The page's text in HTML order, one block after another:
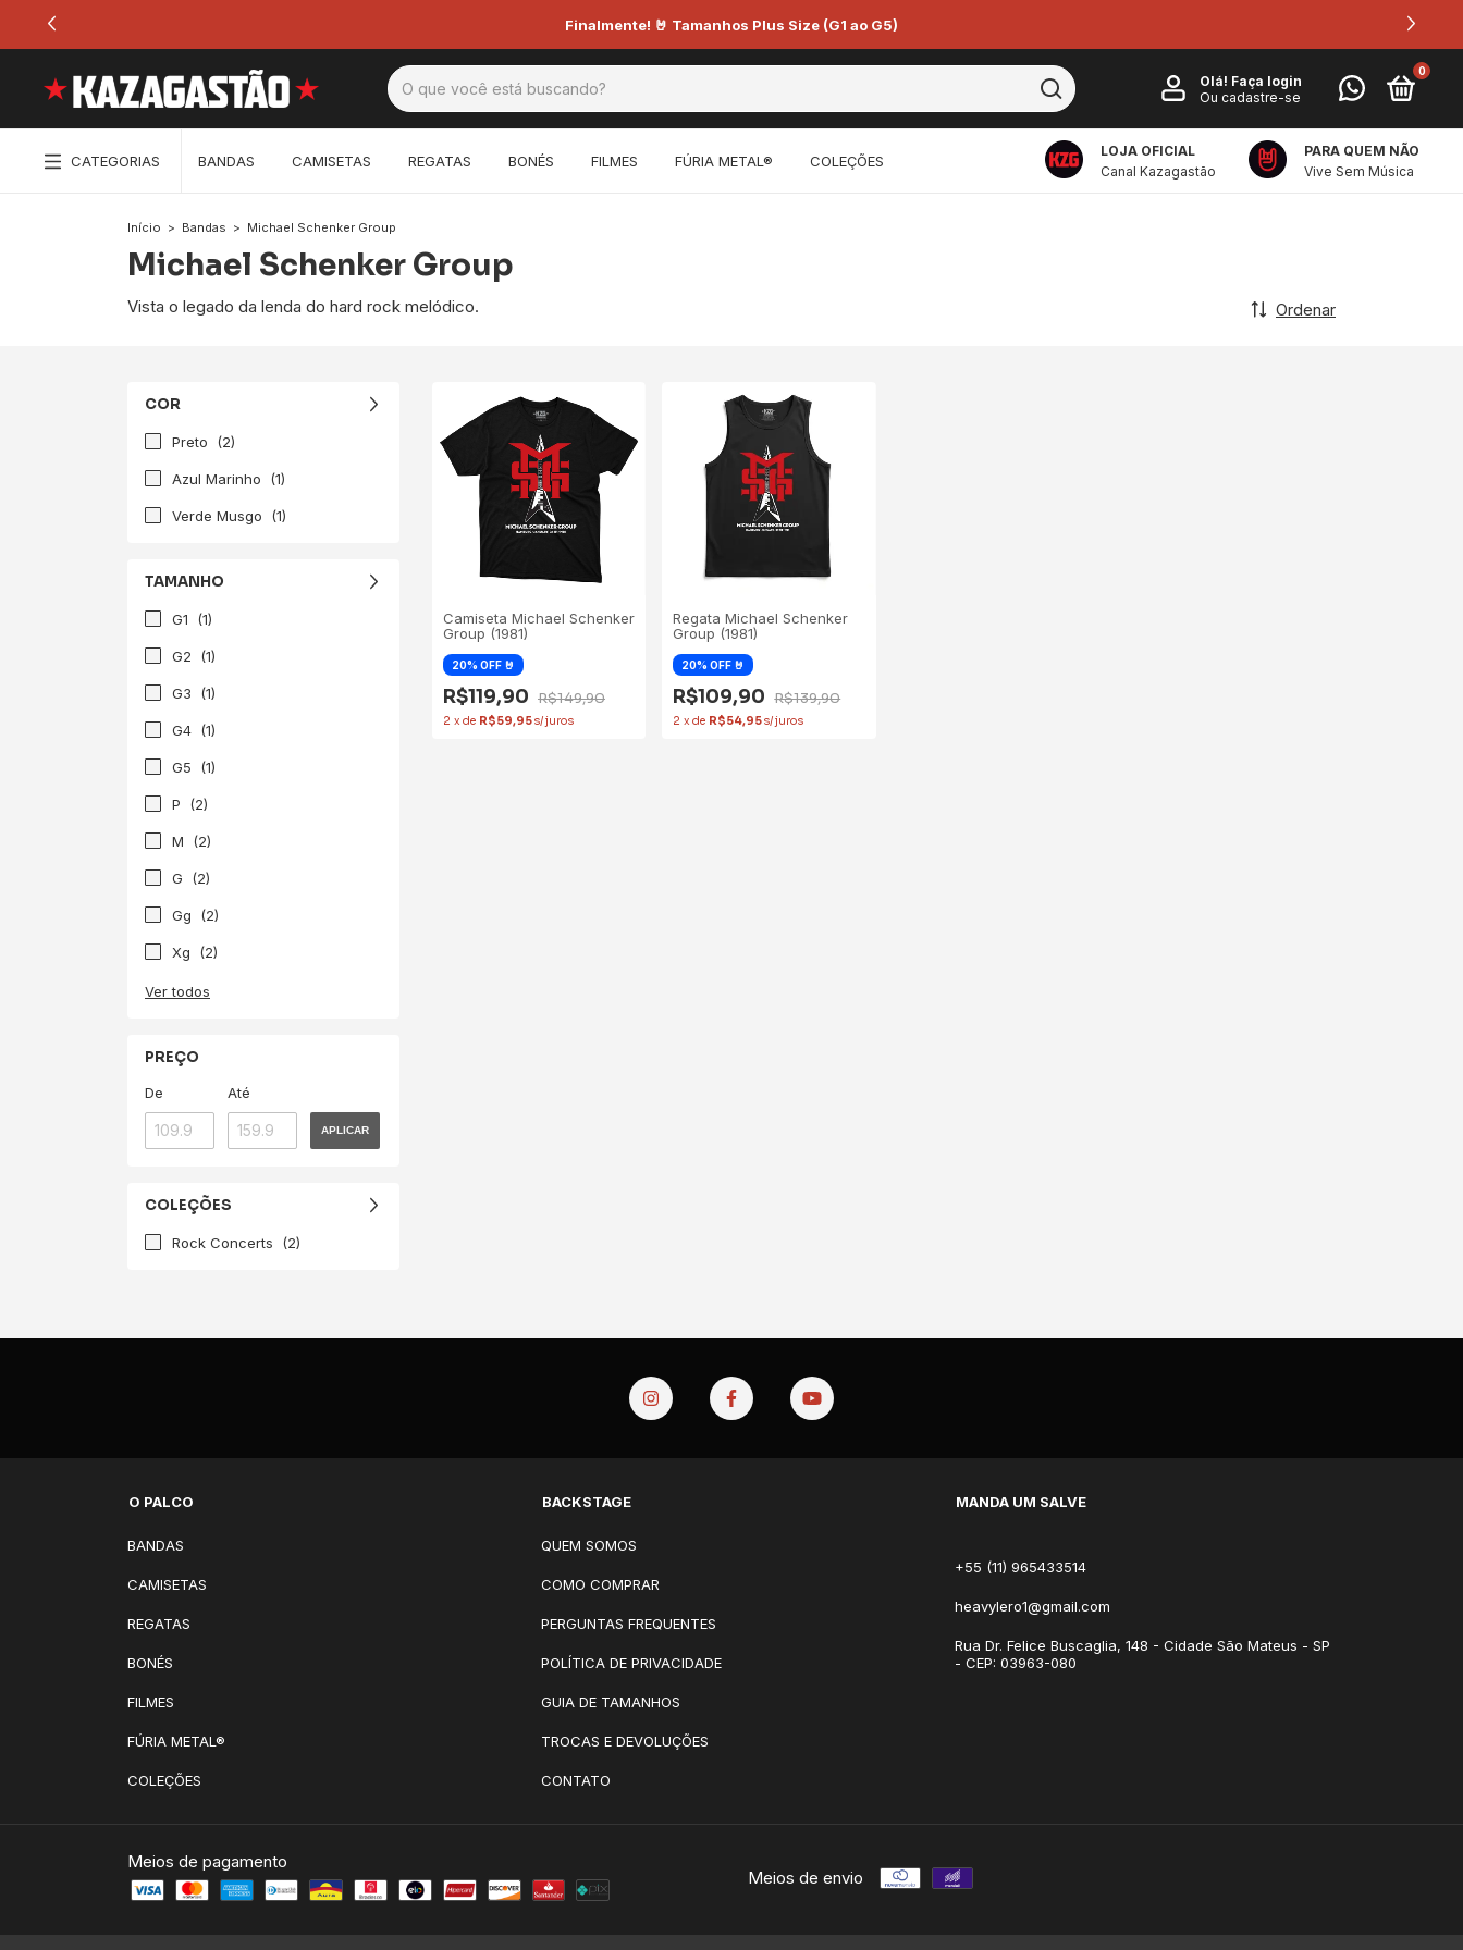
Finalmente! 🤘 Tamanhos Plus Size (G1 ao G5)
Olá! Faça login
Ou cadastre-se
0
CATEGORIAS BANDAS CAMISETAS REGATAS BONÉS FILMES FÚRIA METAL® COLEÇÕES
LOJA OFICIAL
Canal Kazagastão
PARA QUEM NÃO
Vive Sem Música
Início > Bandas > Michael Schenker Group
Michael Schenker Group
Vista o legado da lenda do hard rock melódico. Ordenar
COR
Preto (2)
Azul Marinho (1)
Verde Musgo (1)
TAMANHO
G1 (1)
G2 (1)
G3 (1)
G4 (1)
G5 (1)
P (2)
M (2)
G (2)
Gg (2)
Xg (2)
Ver todos
PREÇO
De Até
APLICAR
COLEÇÕES
Rock Concerts (2)
Camiseta Michael Schenker
Group (1981)
R$119,90 R$149,90
2 x de R$59,95
Regata Michael Schenker
Group (1981)
R$109,90 R$139,90
2 xde R$54,95
O PALCO
BANDAS
CAMISETAS
REGATAS
BONÉS
FILMES
FÚRIA METAL®
COLEÇÕES
BACKSTAGE
QUEM SOMOS
COMO COMPRAR
PERGUNTAS FREQUENTES
POLÍTICA DE PRIVACIDADE
GUIA DE TAMANHOS
TROCAS E DEVOLUÇÕES
CONTATO
MANDA UM SALVE
+55 (11) 965433514
heavylero1@gmail.com
Rua Dr. Felice Buscaglia, 148 - Cidade São Mateus - SP
- CEP: 03963-080
Meios de pagamento
Meios de envio